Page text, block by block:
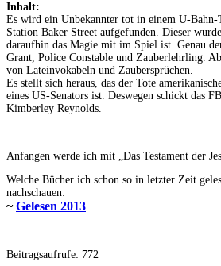
Inhalt:
Es wird ein Unbekannter tot in einem U-
Station Baker Street aufgefunden. Dieser
daraufhin das Magie mit im Spiel ist. Genau
Grant, Police Constable und Zauberlehrling.
von Lateinvokabeln und Zaubersprüchen.
Es stellt sich heraus, das der Tote
eines US-Senators ist. Deswegen schickt das
Kimberley Reynolds.
Anfangen werde ich mit „Das Testament der
Welche Bücher ich schon so in letzter Zeit
nachschauen:
~Gelesen 2013
Beitragsaufrufe: 772